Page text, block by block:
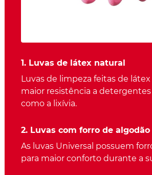
1. Luvas de látex natural
Luvas de limpeza feitas de
maior resistência a
como a lixívia.
2. Luvas com forro de algodão
As luvas Universal possuem
para maior conforto durante a